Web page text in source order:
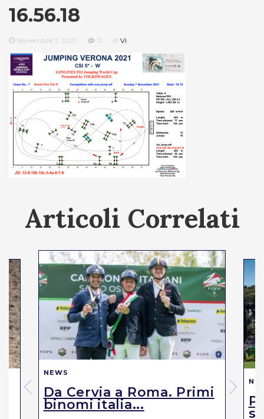
16.56.18
Novembre 7, 2021 0 di Vi
Articoli Correlati
NEWS
Da Cervia a Roma. Primi
binomi italia...